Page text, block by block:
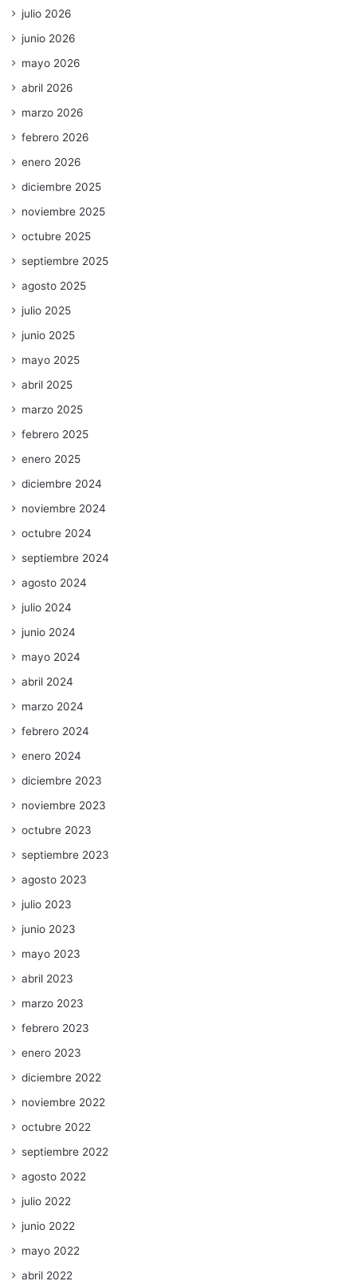
julio 2026
junio 2026
mayo 2026
abril 2026
marzo 2026
febrero 2026
enero 2026
diciembre 2025
noviembre 2025
octubre 2025
septiembre 2025
agosto 2025
julio 2025
junio 2025
mayo 2025
abril 2025
marzo 2025
febrero 2025
enero 2025
diciembre 2024
noviembre 2024
octubre 2024
septiembre 2024
agosto 2024
julio 2024
junio 2024
mayo 2024
abril 2024
marzo 2024
febrero 2024
enero 2024
diciembre 2023
noviembre 2023
octubre 2023
septiembre 2023
agosto 2023
julio 2023
junio 2023
mayo 2023
abril 2023
marzo 2023
febrero 2023
enero 2023
diciembre 2022
noviembre 2022
octubre 2022
septiembre 2022
agosto 2022
julio 2022
junio 2022
mayo 2022
abril 2022